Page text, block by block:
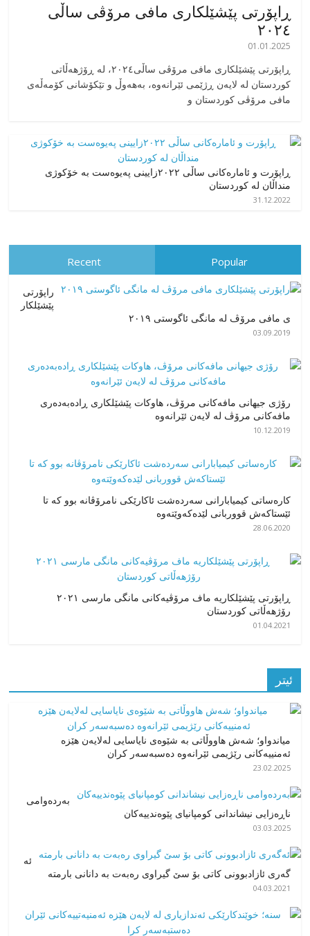
ڕاپۆرتی پێشێلکاری مافی مرۆڤی ساڵی
٢٠٢٤
01.01.2025
‎ڕاپۆرتی پێشێلکاری مافی مرۆڤی ساڵی٢٠٢٤، له ڕۆژهەڵاتی
کوردستان له لایەن ڕژێمی ئێرانەوە، بە‎هەوڵ و تێکۆشانی کۆمەڵەی
مافی مرۆڤی کوردستان و
ڕاپۆرت و ئامارەکانی ساڵی ٢٠٢٢زایینی پەیوەست بە خۆکوژی
منداڵان لە کوردستان
31.12.2022
Popular
Recent
راپۆرتی
پێشێلكار
ی مافی مرۆڤ له‌ مانگی ئاگوستی ٢٠١٩
03.09.2019
رۆژی جیهانی مافەکانی مرۆڤ، هاوکات پێشێلکاری ڕادەبەدەری
مافەکانی مرۆڤ لە لایەن ئێرانەوە
10.12.2019
کارەساتی کیمیابارانی سەردەشت ئاکارێکی نامرۆڤانە بوو کە تا
ئێستاکەش قووربانی لێدەکەوێتەوە
28.06.2020
ڕاپۆرتی پێشێلکاریە ماف مرۆڤیەکانی مانگی مارسی ٢٠٢١
رۆژهەڵاتی کوردستان
01.04.2021
ئیتر
میاندواو؛ شەش هاووڵاتی بە شێوەی نایاسایی لەلایەن هێزە
ئەمنییەکانی رێژیمی ئێرانەوە دەسبەسەر کران
23.02.2025
بەردەوامی
ناڕەزایی نیشاندانی کومپانیای پێوەندییەکان
03.03.2025
ئە
گەری ئازادبوونی کاتی بۆ سێ گیراوی رەبەت بە دانانی بارمتە
04.03.2021